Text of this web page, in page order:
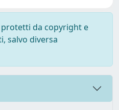
da copyright e
salvo diversa